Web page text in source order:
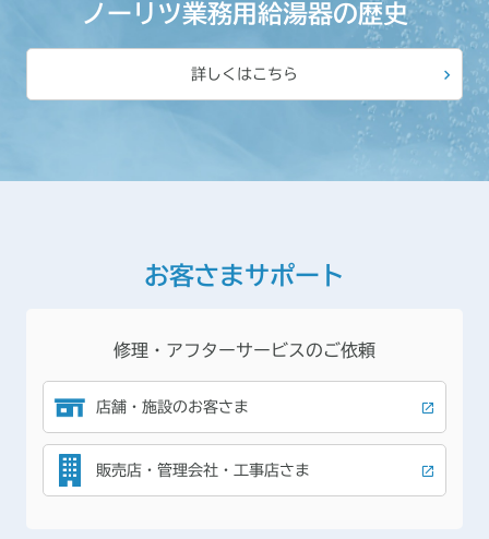
ノーリツ業務用給湯器の歴史
詳しくはこちら
お客さまサポート
修理・アフターサービスのご依頼
店舗・施設のお客さま
販売店・管理会社・工事店さま